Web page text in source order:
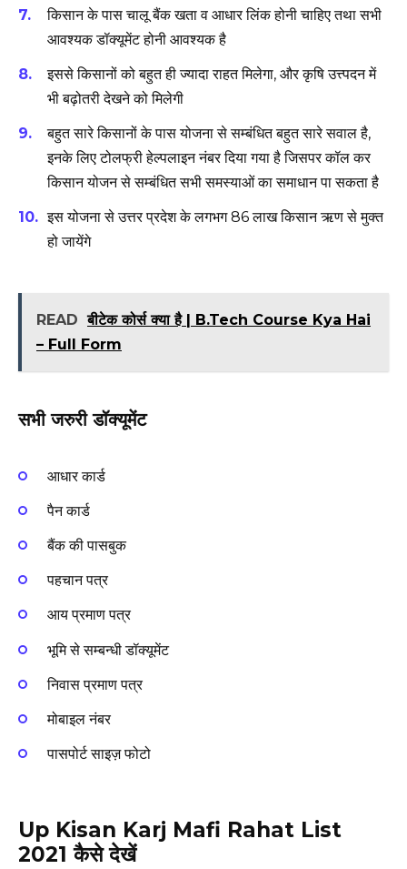
किसान के पास चालू बैंक खता व आधार लिंक होनी चाहिए तथा सभी
आवश्यक डॉक्यूमेंट होनी आवश्यक है
इससे किसानों को बहुत ही ज्यादा राहत मिलेगा, और कृषि उत्त्पदन में
भी बढ़ोतरी देखने को मिलेगी
बहुत सारे किसानों के पास योजना से सम्बंधित बहुत सारे सवाल है,
इनके लिए टोलफ्री हेल्पलाइन नंबर दिया गया है जिसपर कॉल कर
किसान योजन से सम्बंधित सभी समस्याओं का समाधान पा सकता है
इस योजना से उत्तर प्रदेश के लगभग 86 लाख किसान ऋण से मुक्त
हो जायेंगे
READ बीटेक कोर्स क्या है | B.Tech Course Kya Hai
– Full Form
सभी जरुरी डॉक्यूमेंट
आधार कार्ड
पैन कार्ड
बैंक की पासबुक
पहचान पत्र
आय प्रमाण पत्र
भूमि से सम्बन्धी डॉक्यूमेंट
निवास प्रमाण पत्र
मोबाइल नंबर
पासपोर्ट साइज़ फोटो
Up Kisan Karj Mafi Rahat List
2021 कैसे देखें